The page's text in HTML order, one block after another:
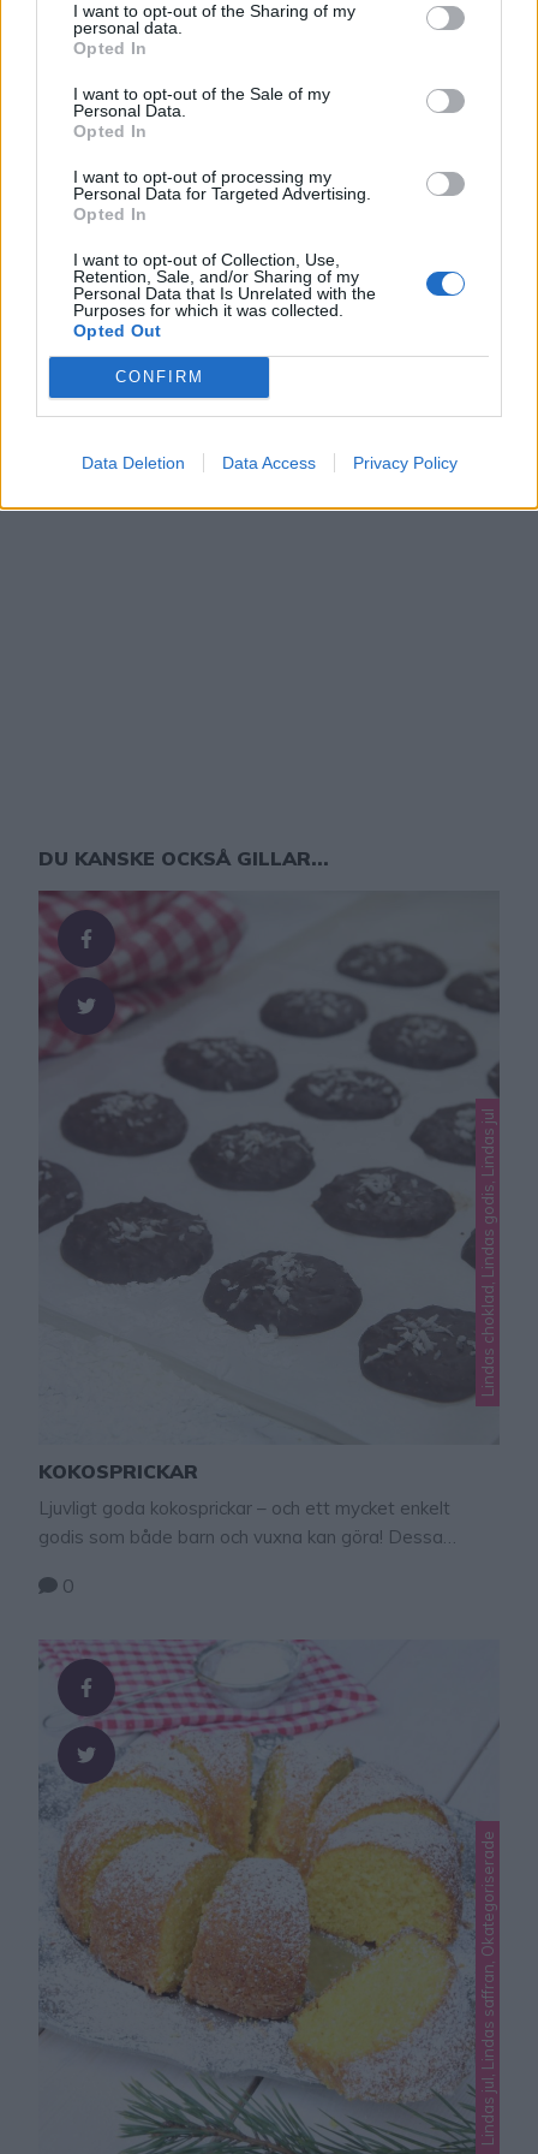
I want to opt-out of the Sharing of my
personal data.
Opted In
I want to opt-out of the Sale of my
Personal Data.
Opted In
I want to opt-out of processing my
Personal Data for Targeted Advertising.
Opted In
I want to opt-out of Collection, Use,
Retention, Sale, and/or Sharing of my
Personal Data that Is Unrelated with the
Purposes for which it was collected.
Opted Out
CONFIRM
Data Deletion Data Access Privacy Policy
DU KANSKE OCKSÅ GILLAR...
Lindas choklad, Lindas godis, Lindas jul
KOKOSPRICKAR
Ljuvligt goda kokosprickar – och ett mycket enkelt
godis som både barn och vuxna kan göra! Dessa
munnen! Godistips! Gör ljuvligt goda snöbollar med
Kokosprickar 200 g mörk choklad 1 ½ dl kokos
Garnering kokos GÖR SÅ …
0
Lindas jul, Lindas saffran, Okategoriserade